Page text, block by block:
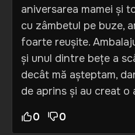
aniversarea mamei și
cu zâmbetul pe buze,
foarte reușite.
și unul dintre bețe a
decât mă așteptam,
de aprins și au creat
0 0